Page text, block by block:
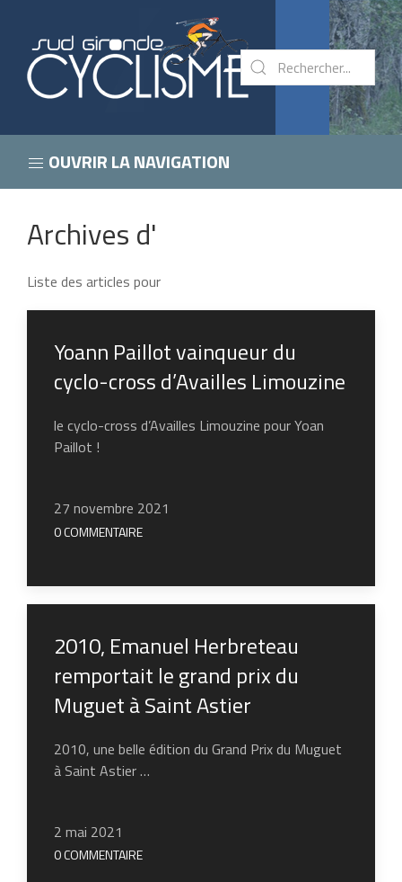
OUVRIR LA NAVIGATION
Archives d'
Liste des articles pour
Yoann Paillot vainqueur du
cyclo-cross d’Availles Limouzine
le cyclo-cross d’Availles Limouzine pour Yoan
Paillot !
27 novembre 2021
0 COMMENTAIRE
2010, Emanuel Herbreteau
remportait le grand prix du
Muguet à Saint Astier
2010, une belle édition du Grand Prix du Muguet
à Saint Astier …
2 mai 2021
0 COMMENTAIRE